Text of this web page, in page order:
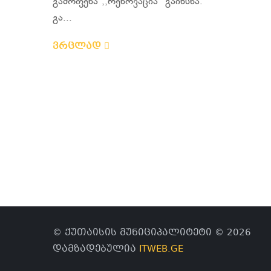
გა...
ვრცლად
© ქუთაისის მუნიციპალიტეტი © 2026
დამზადებულია ITWEB.GE